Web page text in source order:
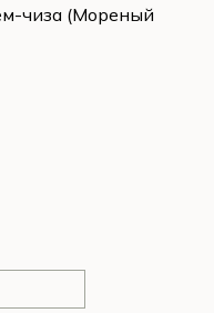
чиза (Мореный